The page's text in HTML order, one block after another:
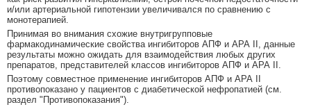
и/или артериальной гипотензии увеличивался по сравнению с
монотерапией.
Принимая во внимания схожие внутригрупповые
фармакодинамические свойства ингибиторов АПФ и АРА II, данные
результаты можно ожидать для взаимодействия любых других
препаратов, представителей классов ингибиторов АПФ и АРА II.
Поэтому совместное применение ингибиторов АПФ и АРА II
противопоказано у пациентов с диабетической нефропатией (см.
раздел "Противопоказания").